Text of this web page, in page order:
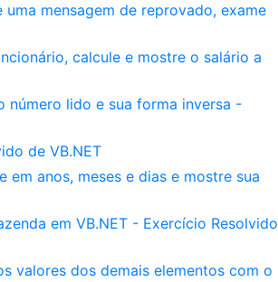
mensagem de reprovado, exame
calcule e mostre o salário a
número lido e sua forma inversa -
de VB.NET
em anos, meses e dias e mostre sua
em VB.NET - Exercício Resolvido
valores dos demais elementos com o